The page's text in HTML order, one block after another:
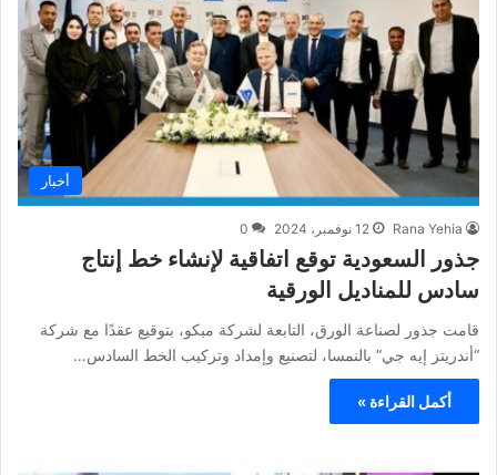
أخبار
Rana Yehia 12 نوفمبر، 2024 0
جذور السعودية توقع اتفاقية لإنشاء خط إنتاج
سادس للمناديل الورقية
قامت جذور لصناعة الورق، التابعة لشركة مبكو، بتوقيع عقدًا مع شركة
“أندريتز إيه جي” بالنمسا، لتصنيع وإمداد وتركيب الخط السادس…
أكمل القراءة »